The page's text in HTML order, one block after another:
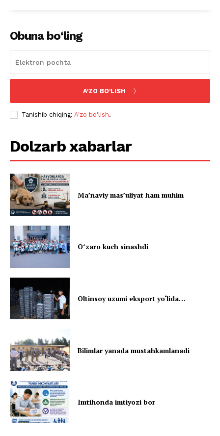
Obuna bo‘ling
A'ZO BO'LISH
Tanishib chiqing: A'zo bo'lish.
Dolzarb xabarlar
Ma’naviy mas’uliyat ham muhim
Oʻzaro kuch sinashdi
Oltinsoy uzumi eksport yo‘lida…
Bilimlar yanada mustahkamlanadi
Imtihonda imtiyozi bor